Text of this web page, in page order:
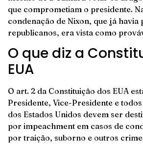
que comprometiam o presidente.
condenação de Nixon, que já havia
republicanos, era vista como
O que diz a
EUA
O art. 2 da Constituição dos EUA
Presidente, Vice-Presidente e
dos Estados Unidos devem ser
por impeachment em casos de
por traição, suborno e outros